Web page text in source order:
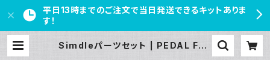
平日13時までのご注文で当日発送できるキットありま
す！
Simdleパーツセット | PEDAL FRE